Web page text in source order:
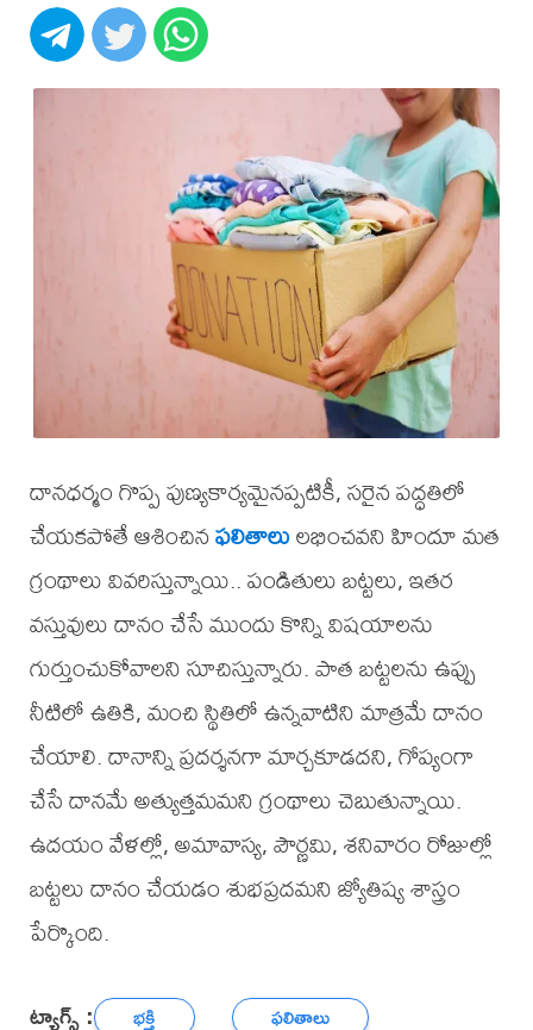
దానధర్మం గొప్ప పుణ్యకార్యమైనప్పటికీ, సరైన పద్ధతిలో
చేయకపోతే ఆశించినఫలితాలులభించవని హిందూ మత
గ్రంథాలు వివరిస్తున్నాయి.. పండితులు బట్టలు, ఇతర
వస్తువులు దానం చేసే ముందు కొన్ని విషయాలను
గుర్తుంచుకోవాలని సూచిస్తున్నారు. పాత బట్టలను ఉప్పు
నీటిలో ఉతికి, మంచి స్థితిలో ఉన్నవాటిని మాత్రమే దానం
చేయాలి. దానాన్ని ప్రదర్శనగా మార్చకూడదని, గోప్యంగా
చేసే దానమే అత్యుత్తమమని గ్రంథాలు చెబుతున్నాయి.
ఉదయం వేళల్లో, అమావాస్య, పౌర్ణమి, శనివారం రోజుల్లో
బట్టలు దానం చేయడం శుభప్రదమని జ్యోతిష్య శాస్త్రం
పేర్కొంది.
ట్యాగ్స్ : భక్తి ఫలితాలు